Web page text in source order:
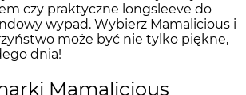
czy praktyczne longsleeve do
wypad. Wybierz Mamalicious i
może być nie tylko piękne,
dnia!
Mamalicious